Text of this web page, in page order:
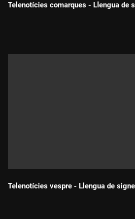
Telenotícies comarques - Llengua
Telenotícies vespre - Llengua de